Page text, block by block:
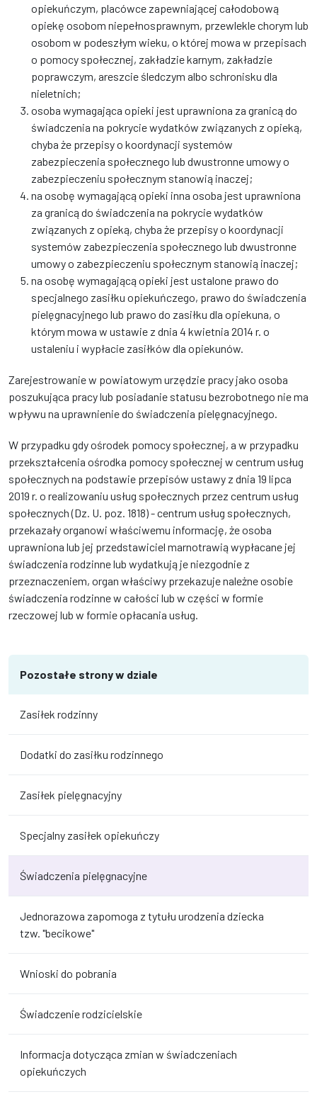
opiekuńczym, placówce zapewniającej całodobową
opiekę osobom niepełnosprawnym, przewlekle chorym lub
osobom w podeszłym wieku, o której mowa w przepisach
o pomocy społecznej, zakładzie karnym, zakładzie
poprawczym, areszcie śledczym albo schronisku dla
nieletnich;
osoba wymagająca opieki jest uprawniona za granicą do
świadczenia na pokrycie wydatków związanych z opieką,
chyba że przepisy o koordynacji systemów
zabezpieczenia społecznego lub dwustronne umowy o
zabezpieczeniu społecznym stanowią inaczej;
na osobę wymagającą opieki inna osoba jest uprawniona
za granicą do świadczenia na pokrycie wydatków
związanych z opieką, chyba że przepisy o koordynacji
systemów zabezpieczenia społecznego lub dwustronne
umowy o zabezpieczeniu społecznym stanowią inaczej;
na osobę wymagającą opieki jest ustalone prawo do
specjalnego zasiłku opiekuńczego, prawo do świadczenia
pielęgnacyjnego lub prawo do zasiłku dla opiekuna, o
którym mowa w ustawie z dnia 4 kwietnia 2014 r. o
ustaleniu i wypłacie zasiłków dla opiekunów.
Zarejestrowanie w powiatowym urzędzie pracy jako osoba
poszukująca pracy lub posiadanie statusu bezrobotnego nie ma
wpływu na uprawnienie do świadczenia pielęgnacyjnego.
W przypadku gdy ośrodek pomocy społecznej, a w przypadku
przekształcenia ośrodka pomocy społecznej w centrum usług
społecznych na podstawie przepisów ustawy z dnia 19 lipca
2019 r. o realizowaniu usług społecznych przez centrum usług
społecznych (Dz. U. poz. 1818) - centrum usług społecznych,
przekazały organowi właściwemu informację, że osoba
uprawniona lub jej przedstawiciel marnotrawią wypłacane jej
świadczenia rodzinne lub wydatkują je niezgodnie z
przeznaczeniem, organ właściwy przekazuje należne osobie
świadczenia rodzinne w całości lub w części w formie
rzeczowej lub w formie opłacania usług.
Pozostałe strony w dziale
Zasiłek rodzinny
Dodatki do zasiłku rodzinnego
Zasiłek pielęgnacyjny
Specjalny zasiłek opiekuńczy
Świadczenia pielęgnacyjne
Jednorazowa zapomoga z tytułu urodzenia dziecka
tzw. "becikowe"
Wnioski do pobrania
Świadczenie rodzicielskie
Informacja dotycząca zmian w świadczeniach
opiekuńczych